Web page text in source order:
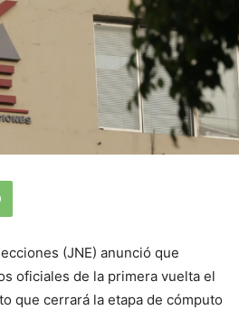
(JNE) anunció que
oficiales de la primera vuelta el
que cerrará la etapa de cómputo